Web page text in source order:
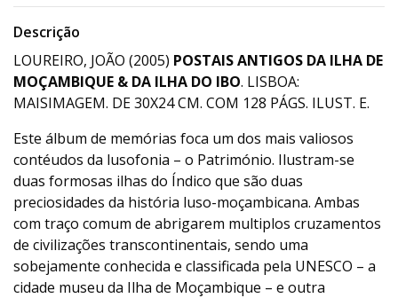
Descrição
LOUREIRO, JOÃO (2005) POSTAIS ANTIGOS DA ILHA DE
MOÇAMBIQUE & DA ILHA DO IBO. LISBOA:
MAISIMAGEM. DE 30X24 CM. COM 128 PÁGS. ILUST. E.
Este álbum de memórias foca um dos mais valiosos
contéudos da lusofonia – o Património. Ilustram-se
duas formosas ilhas do Índico que são duas
preciosidades da história luso-moçambicana. Ambas
com traço comum de abrigarem multiplos cruzamentos
de civilizações transcontinentais, sendo uma
sobejamente conhecida e classificada pela UNESCO – a
cidade museu da Ilha de Moçambique – e outra